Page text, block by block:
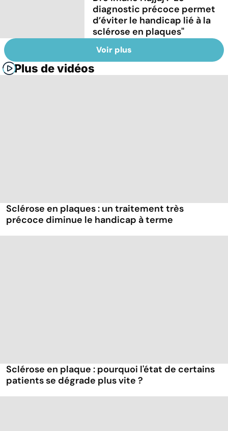
diagnostic précoce permet
d’éviter le handicap lié à la
sclérose en plaques"
Voir plus
Plus de vidéos
Sclérose en plaques : un traitement très
précoce diminue le handicap à terme
Sclérose en plaque : pourquoi l'état de certains
patients se dégrade plus vite ?